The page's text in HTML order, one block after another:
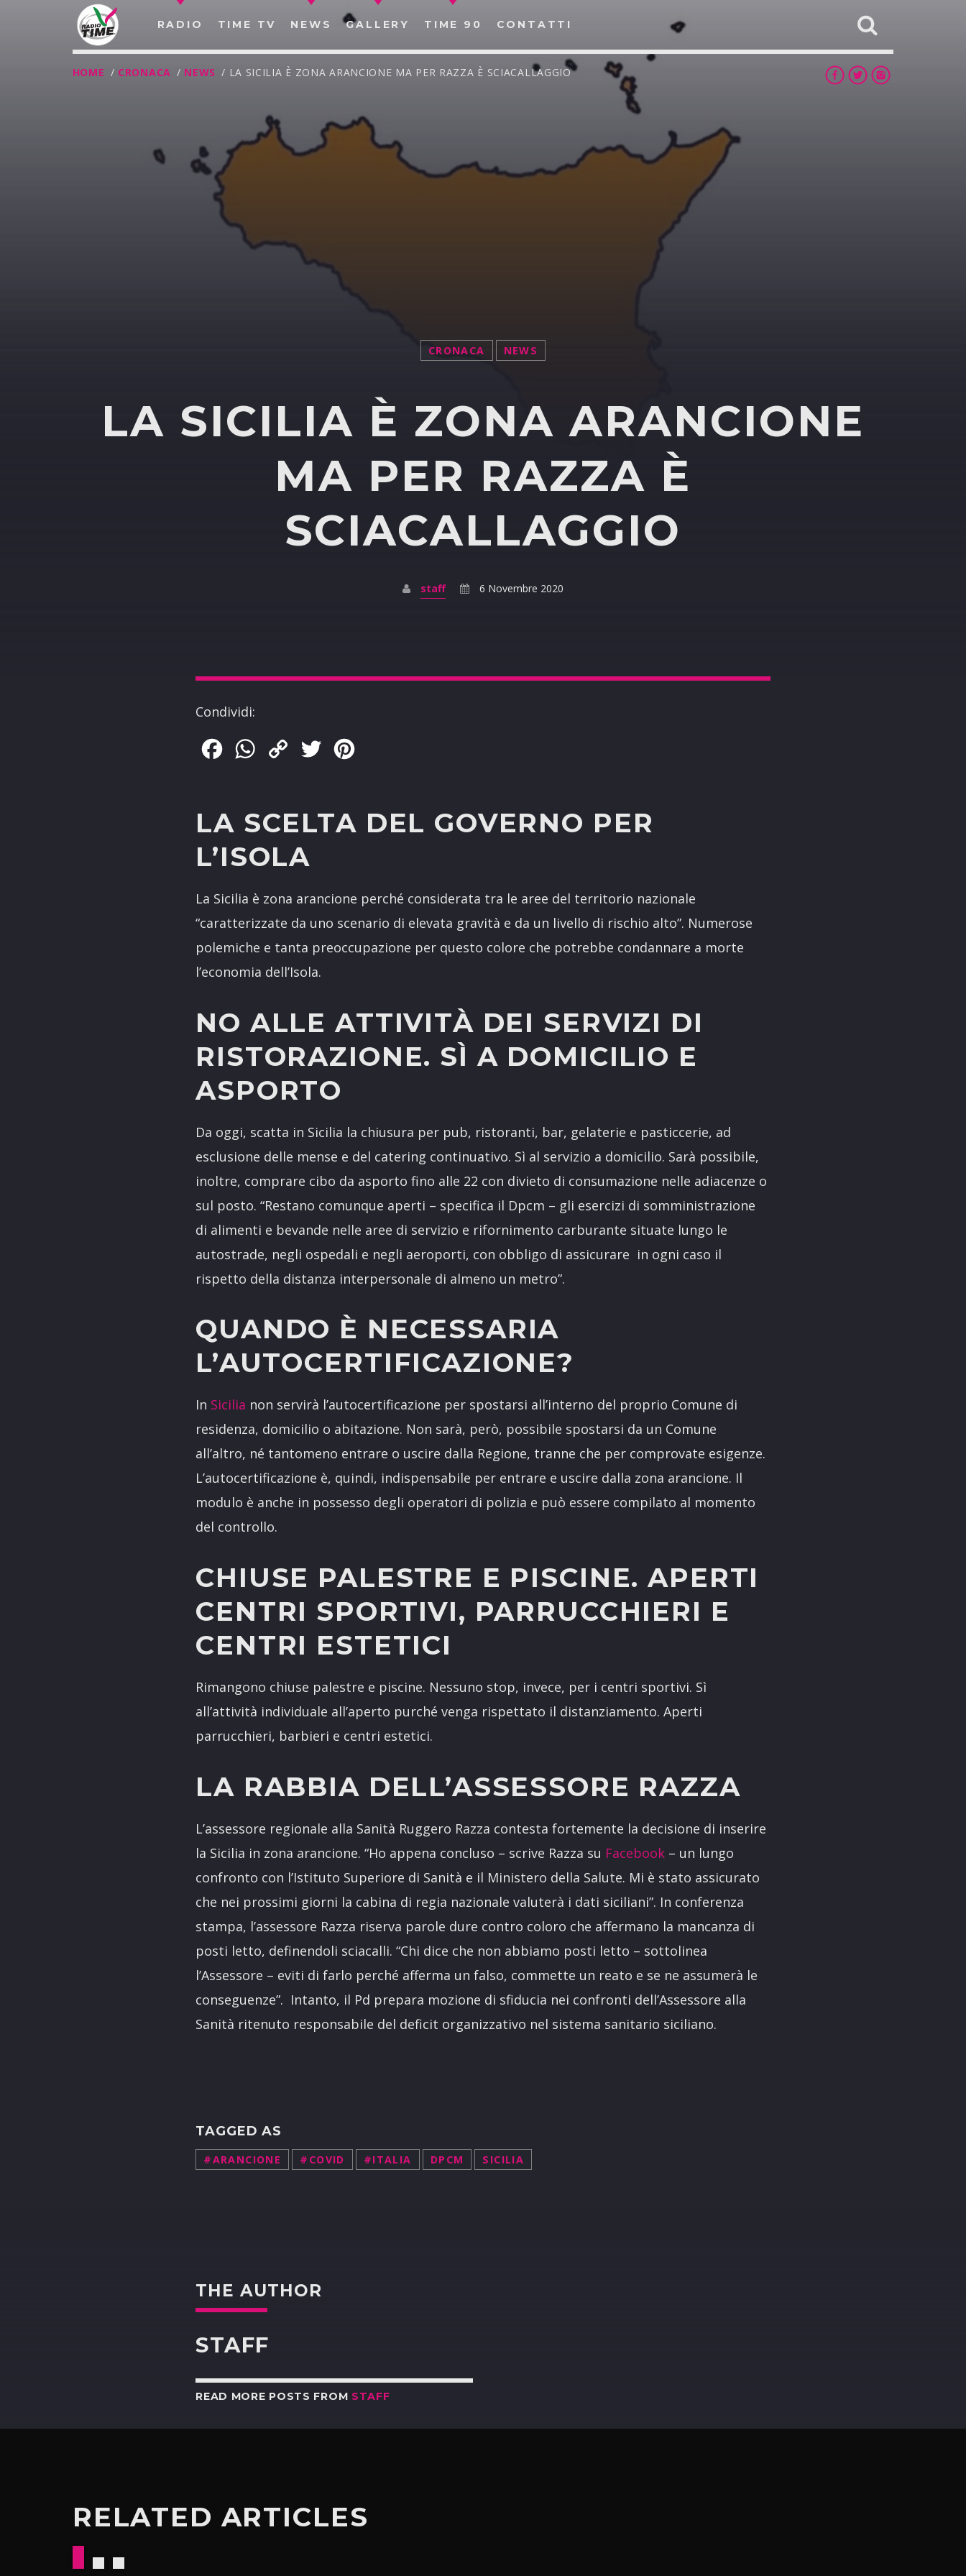
RADIO TIME TV NEWS GALLERY TIME 90 CONTATTI
CERCA NEL SITO WEB:
HOME / CRONACA / NEWS / LA SICILIA È ZONA ARANCIONE MA PER RAZZA È SCIACALLAGGIO
CRONACA NEWS
LA SICILIA È ZONA ARANCIONE
MA PER RAZZA È
SCIACALLAGGIO
staff 6 Novembre 2020
Condividi:
FacebookWhatsApp
Copy
Twitter
LA SCELTA DEL GOVERNO PER
L’ISOLA
La Sicilia è zona arancione perché considerata tra le aree del territorio nazionale
“caratterizzate da uno scenario di elevata gravità e da un livello di rischio alto”. Numerose
polemiche e tanta preoccupazione per questo colore che potrebbe condannare a morte
l’economia dell’Isola.
NO ALLE ATTIVITÀ DEI SERVIZI DI
RISTORAZIONE. SÌ A DOMICILIO E
ASPORTO
Da oggi, scatta in Sicilia la chiusura per pub, ristoranti, bar, gelaterie e pasticcerie, ad
esclusione delle mense e del catering continuativo. Sì al servizio a domicilio. Sarà possibile,
inoltre, comprare cibo da asporto fino alle 22 con divieto di consumazione nelle adiacenze o
sul posto. “Restano comunque aperti – specifica il Dpcm – gli esercizi di somministrazione
di alimenti e bevande nelle aree di servizio e rifornimento carburante situate lungo le
autostrade, negli ospedali e negli aeroporti, con obbligo di assicurare in ogni caso il
rispetto della distanza interpersonale di almeno un metro”.
QUANDO È NECESSARIA
L’AUTOCERTIFICAZIONE?
In Sicilia non servirà l’autocertificazione per spostarsi all’interno del proprio Comune di
residenza, domicilio o abitazione. Non sarà, però, possibile spostarsi da un Comune
all’altro, né tantomeno entrare o uscire dalla Regione, tranne che per comprovate esigenze.
L’autocertificazione è, quindi, indispensabile per entrare e uscire dalla zona arancione. Il
modulo è anche in possesso degli operatori di polizia e può essere compilato al momento
del controllo.
CHIUSE PALESTRE E PISCINE. APERTI
CENTRI SPORTIVI, PARRUCCHIERI E
CENTRI ESTETICI
Rimangono chiuse palestre e piscine. Nessuno stop, invece, per i centri sportivi. Sì
all’attività individuale all’aperto purché venga rispettato il distanziamento. Aperti
parrucchieri, barbieri e centri estetici.
LA RABBIA DELL’ASSESSORE RAZZA
L’assessore regionale alla Sanità Ruggero Razza contesta fortemente la decisione di inserire
la Sicilia in zona arancione. “Ho appena concluso – scrive Razza su Facebook – un lungo
confronto con l’Istituto Superiore di Sanità e il Ministero della Salute. Mi è stato assicurato
che nei prossimi giorni la cabina di regia nazionale valuterà i dati siciliani”. In conferenza
stampa, l’assessore Razza riserva parole dure contro coloro che affermano la mancanza di
posti letto, definendoli sciacalli. “Chi dice che non abbiamo posti letto – sottolinea
l’Assessore – eviti di farlo perché afferma un falso, commette un reato e se ne assumerà le
conseguenze”. Intanto, il Pd prepara mozione di sfiducia nei confronti dell’Assessore alla
Sanità ritenuto responsabile del deficit organizzativo nel sistema sanitario siciliano.
TAGGED AS
#ARANCIONE #COVID #ITALIA DPCM SICILIA
THE AUTHOR
STAFF
READ MORE POSTS FROM STAFF
RELATED ARTICLES